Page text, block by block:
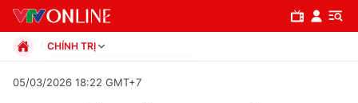
CHÍNH TRỊ
Xã hội
05/03/2026 18:22 GMT+7